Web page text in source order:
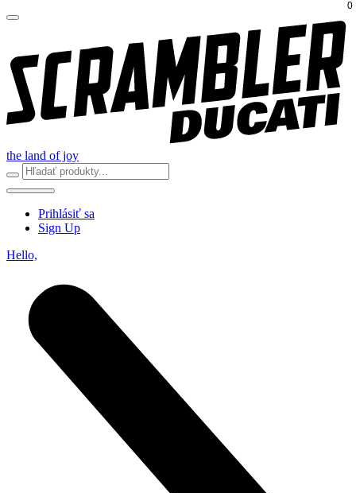
the land of joy
0
Prihlásiť sa
Sign Up
Hello,